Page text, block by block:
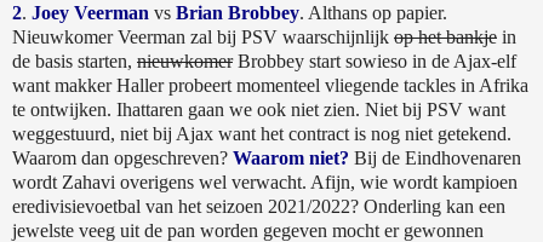
2. Joey Veerman vs Brian Brobbey. Althans op papier.
Nieuwkomer Veerman zal bij PSV waarschijnlijk op het bankje in
de basis starten, nieuwkomerBrobbey start sowieso in de Ajax-elf
want makker Haller probeert momenteel vliegende tackles in Afrika
te ontwijken. Ihattaren gaan we ook niet zien. Niet bij PSV want
weggestuurd, niet bij Ajax want het contract is nog niet getekend.
Waarom dan opgeschreven? Waarom niet? Bij de Eindhovenaren
wordt Zahavi overigens wel verwacht. Afijn, wie wordt kampioen
eredivisievoetbal van het seizoen 2021/2022? Onderling kan een
jewelste veeg uit de pan worden gegeven mocht er gewonnen